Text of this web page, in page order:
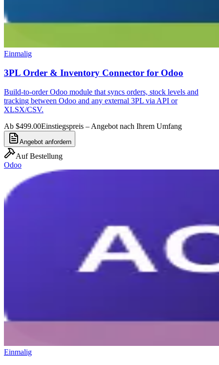
Einmalig
3PL Order & Inventory Connector for Odoo
Build-to-order Odoo module that syncs orders, stock levels and
tracking between Odoo and any external 3PL via API or
XLSX/CSV.
Ab $499.00Einstiegspreis – Angebot nach Ihrem Umfang
Angebot anfordern
Auf Bestellung
Odoo
Einmalig